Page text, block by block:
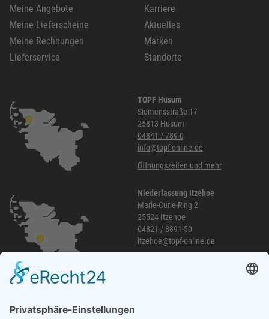
Meine Angebote
Meine Lieferscheine
Meine Rechnungen
Lieferservice
Karriere
Aktuelles
Marken
Standorte
TOPF Husum
Siemensstraße 17
25813 Husum
04841 / 789-0
info@topf-online.de
Öffnungszeiten und mehr
Niederlassung Itzehoe
Marie-Curie-Ring 2
25524 Itzehoe
04821 / 8891-50
itzehoe@topf-online.de